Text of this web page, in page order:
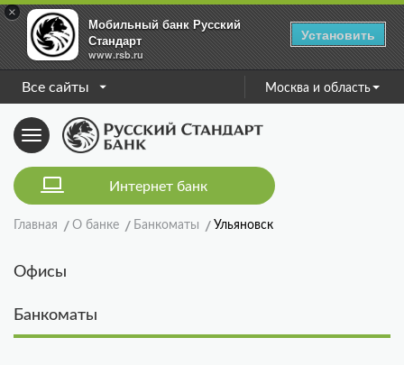
×
Мобильный банк Русский
Стандарт
www.rsb.ru
Установить
Все сайты Москва и область
Toggle
navigation
Интернет банк
Главная О банке Банкоматы Ульяновск
Офисы
Банкоматы